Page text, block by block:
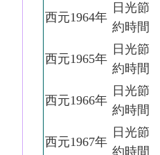
西元1964年
日光節
約時間
西元1965年
日光節
約時間
西元1966年
日光節
約時間
西元1967年
日光節
約時間